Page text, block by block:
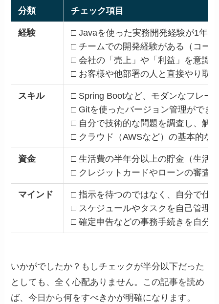
分類 チェック項目
経験
□ Javaを使った実務開発経験が1年以
□ チームでの開発経験がある（コー
□ 会社の「売上」や「利益」を意識
□ お客様や他部署の人と直接やり取
スキル
□ Spring Bootなど、モダンなフレー
□ Gitを使ったバージョン管理ができ
□ 自分で技術的な問題を調査し、解
□ クラウド（AWSなど）の基本的な
資金
□ 生活費の半年分以上の貯金（生活
□ クレジットカードやローンの審査
マインド
□ 指示を待つのではなく、自分で仕
□ スケジュールやタスクを自己管理
□ 確定申告などの事務手続きを自分
いかがでしたか？もしチェックが半分以下だった
としても、全く心配ありません。この記事を読め
ば、今日から何をすべきかが明確になります。